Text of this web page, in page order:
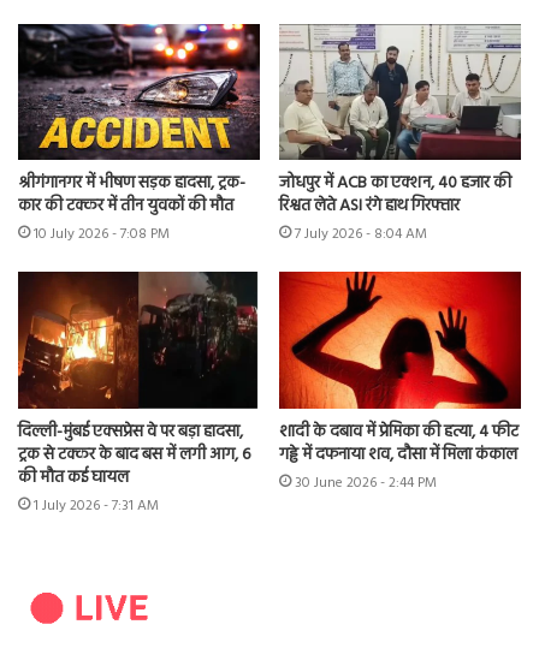
श्रीगंगानगर में भीषण सड़क हादसा, ट्रक-
कार की टक्कर में तीन युवकों की मौत
10 July 2026 - 7:08 PM
जोधपुर में ACB का एक्शन, 40 हजार की
रिश्वत लेते ASI रंगे हाथ गिरफ्तार
7 July 2026 - 8:04 AM
दिल्ली-मुंबई एक्सप्रेस वे पर बड़ा हादसा,
ट्रक से टक्कर के बाद बस में लगी आग, 6
की मौत कई घायल
1 July 2026 - 7:31 AM
शादी के दबाव में प्रेमिका की हत्या, 4 फीट
गड्ढे में दफनाया शव, दौसा में मिला कंकाल
30 June 2026 - 2:44 PM